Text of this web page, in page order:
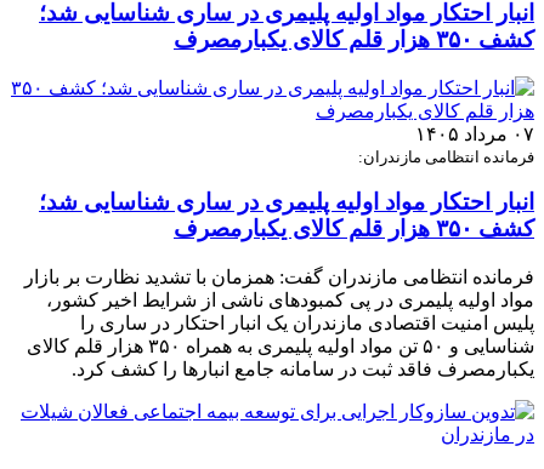
انبار احتکار مواد اولیه پلیمری در ساری شناسایی شد؛
کشف ۳۵۰ هزار قلم کالای یکبارمصرف
۰۷ مرداد ۱۴۰۵
فرمانده انتظامی مازندران:
انبار احتکار مواد اولیه پلیمری در ساری شناسایی شد؛
کشف ۳۵۰ هزار قلم کالای یکبارمصرف
فرمانده انتظامی مازندران گفت: همزمان با تشدید نظارت بر بازار
مواد اولیه پلیمری در پی کمبودهای ناشی از شرایط اخیر کشور،
پلیس امنیت اقتصادی مازندران یک انبار احتکار در ساری را
شناسایی و ۵۰ تن مواد اولیه پلیمری به همراه ۳۵۰ هزار قلم کالای
یکبارمصرف فاقد ثبت در سامانه جامع انبارها را کشف کرد.